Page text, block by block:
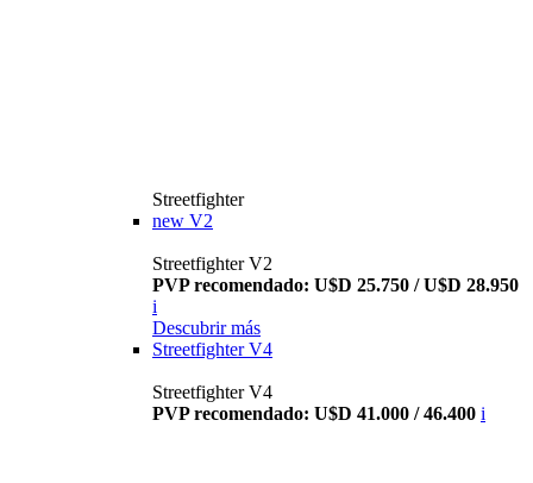
Streetfighter
new V2
Streetfighter V2
PVP recomendado: U$D 25.750 / U$D 28.950
i
Descubrir más
Streetfighter V4
Streetfighter V4
PVP recomendado: U$D 41.000 / 46.400 i